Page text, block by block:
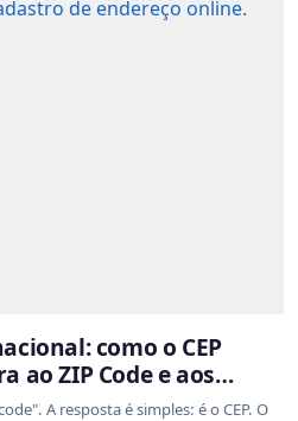
como o CEP
ao ZIP Code e aos
A resposta é simples: é o CEP. O